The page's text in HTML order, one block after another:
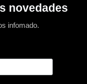
novedades
infomado.